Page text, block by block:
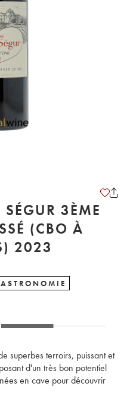
3ÈME
(CBO À
2023
superbes terroirs, puissant et
d'un très bon potentiel
en cave pour découvrir